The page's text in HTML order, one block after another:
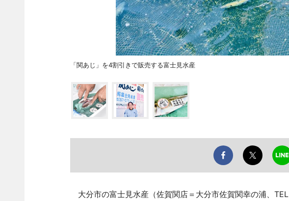
「関あじ」を4割引きで販売する富士見水産
大分市の富士見水産（佐賀関店＝大分市佐賀関幸の浦、TEL